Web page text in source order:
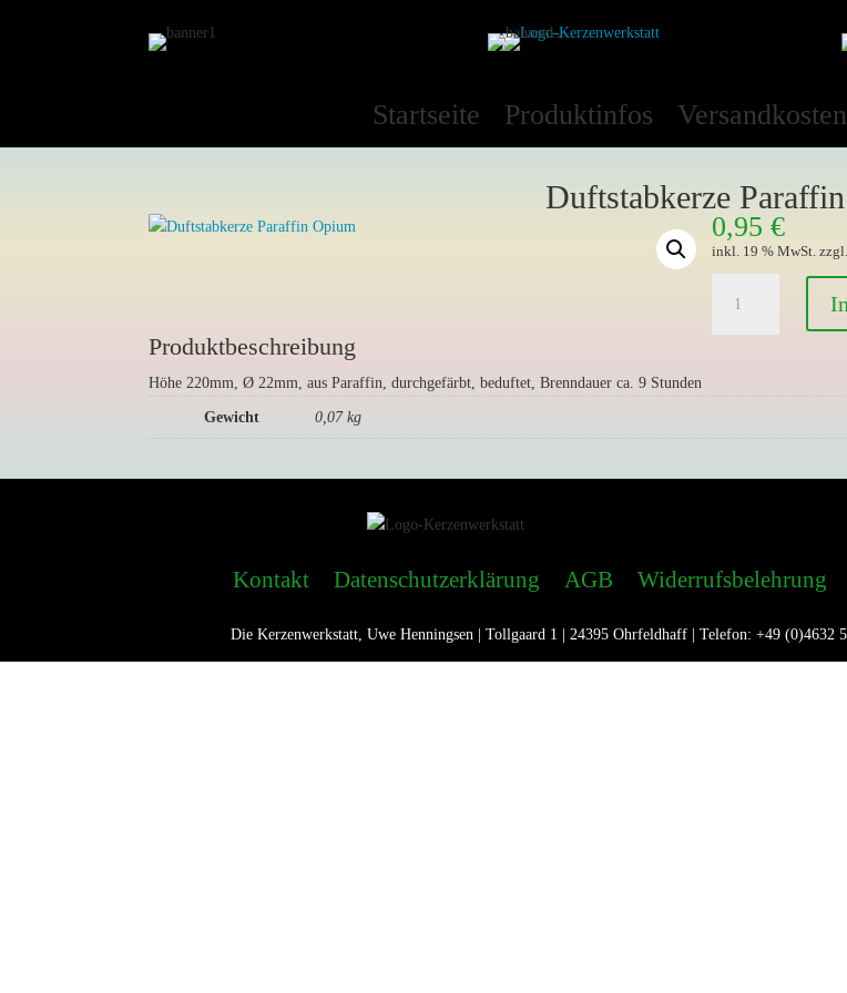
Startseite Produktinfos Versandkosten
Duftstabkerze
0,95€
inkl. 19 % MwSt.
Paraffin
Opium
Produktbeschreibung
Höhe 220mm, Ø 22mm, aus Paraffin, durchgefärbt, beduftet, Brenndauer ca. 9 Stunden
Gewicht 0,07 kg
Kontakt Datenschutzerklärung AGB Widerrufsbelehrung
Die Kerzenwerkstatt, Uwe Henningsen | Tollgaard 1 | 24395 Ohrfeldhaff | Telefon: +49